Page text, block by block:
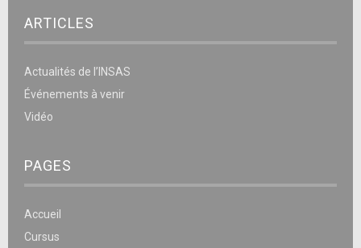
ARTICLES
Actualités de l’INSAS
Événements à venir
Vidéo
PAGES
Accueil
Cursus